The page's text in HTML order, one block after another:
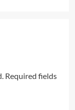
Required fields